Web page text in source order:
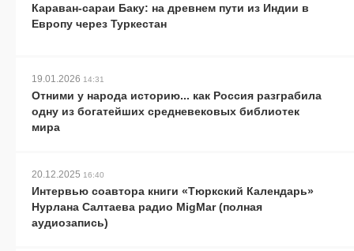
Караван-сараи Баку: на древнем пути из Индии в
Европу через Туркестан
19.01.2026 14:31
Отними у народа историю... как Россия разграбила
одну из богатейших средневековых библиотек
мира
20.12.2025 16:40
Интервью соавтора книги «Тюркский Календарь»
Нурлана Салтаева радио MigMar (полная
аудиозапись)